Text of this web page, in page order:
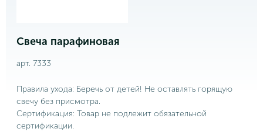
Свеча парафиновая
арт. 7333
Правила ухода: Беречь от детей! Не оставлять горящую
свечу без присмотра.
Сертификация: Товар не подлежит обязательной
сертификации.